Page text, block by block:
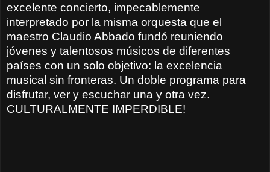
excelente concierto, impecablemente
interpretado por la misma orquesta que el
maestro Claudio Abbado fundó reuniendo
jóvenes y talentosos músicos de diferentes
países con un solo objetivo: la excelencia
musical sin fronteras. Un doble programa para
disfrutar, ver y escuchar una y otra vez.
CULTURALMENTE IMPERDIBLE!